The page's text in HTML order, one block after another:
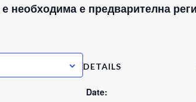
е необходима е предварителна
DETAILS
Date: